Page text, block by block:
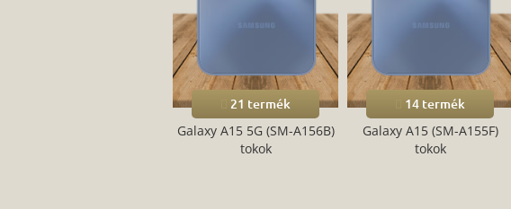
21 termék
Galaxy A15 5G (SM-A156B)
tokok
14 termék
Galaxy A15 (SM-A155F)
tokok